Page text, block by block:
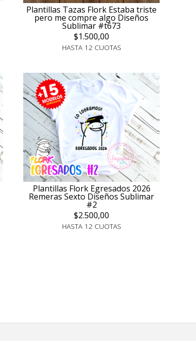
Plantillas Tazas Flork Estaba triste
pero me compre algo Diseños
Sublimar #t673
$1.500,00
HASTA 12 CUOTAS
Plantillas Flork Egresados 2026
Remeras Sexto Diseños Sublimar
#2
$2.500,00
HASTA 12 CUOTAS